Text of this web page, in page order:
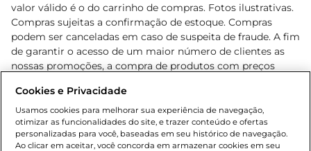
valor válido é o do carrinho de compras. Fotos ilustrativas.
Compras sujeitas a confirmação de estoque. Compras
podem ser canceladas em caso de suspeita de fraude. A fim
de garantir o acesso de um maior número de clientes as
nossas promoções, a compra de produtos com preços
cliente. Os preços, ofertas e condições são exclusivos para
o e-commerce e válidos durante o dia de hoje, podendo
sofrer alterações sem prévia notificação. Proibida a venda
de bebidas alcoólicas para menores de 18 anos, conforme
Cookies e Privacidade
Usamos cookies para melhorar sua experiência de navegação,
otimizar as funcionalidades do site, e trazer conteúdo e ofertas
personalizadas para você, baseadas em seu histórico de navegação.
Ao clicar em aceitar, você concorda em armazenar cookies em seu